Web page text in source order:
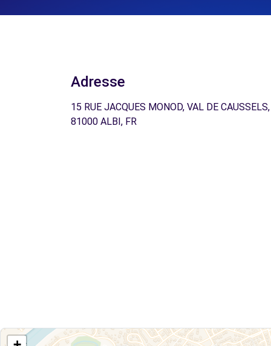
Adresse
15 RUE JACQUES MONOD, VAL DE CAUSSELS,
81000 ALBI, FR